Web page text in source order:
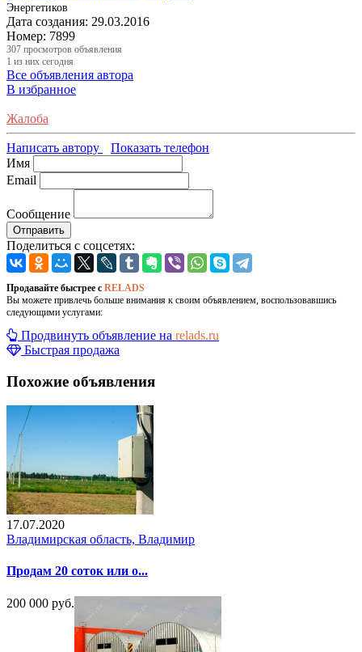
Энергетиков
Дата создания: 29.03.2016
Номер: 7899
307 просмотров объявления
1 из них сегодня
Все объявления автора
В избранное
Жалоба
Написать автору
Показать телефон
Имя
Email
Сообщение
Отправить
Поделиться с соцсетях:
Продавайте быстрее с RELADS
Вы можете привлечь больше внимания к своим объявлением, воспользовавшись
следующими услугами:
Продвинуть объявление на relads.ru
Быстрая продажа
Похожие объявления
17.07.2020
Владимирская область, Владимир
Продам 20 соток или о...
200 000 руб.